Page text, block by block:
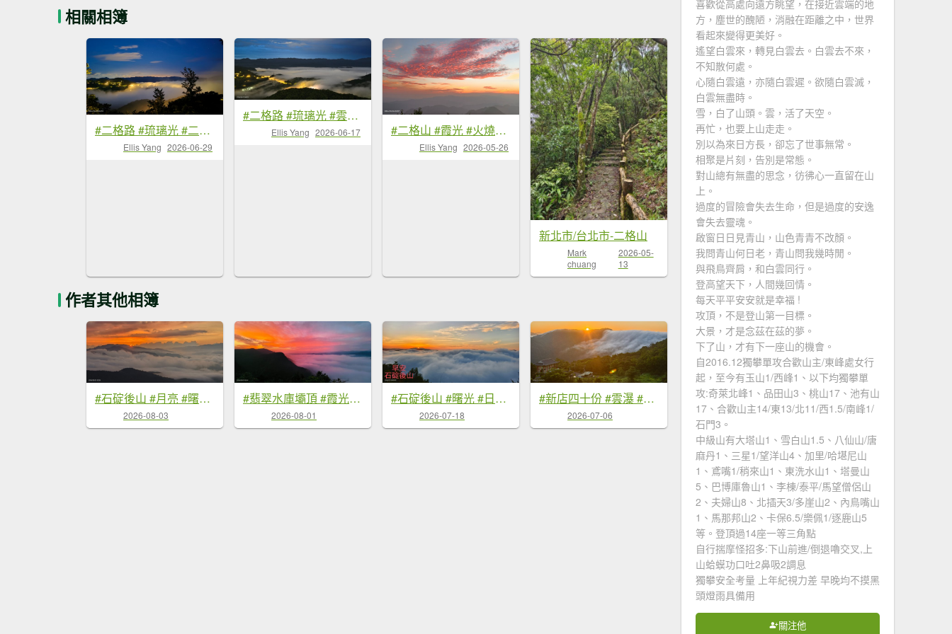
相關相簿
#二格路 #琉璃光 #二格山 #雲海流瀑 #日出 #火燒雲 6/29
Ellis Yang 2026-06-29
#二格路 #琉璃光 #雲瀑 #二格山 #雲海流瀑 #日出 6/17&18
Ellis Yang 2026-06-17 #二格山 #霞光 #火燒雲 #日出 #雲海 #漁人碼頭 #夕陽 5/26
Ellis Yang 2026-05-26
新北市/台北市-二格山
Mark
chuang
2026-05-
13
作者其他相簿
#石碇後山 #月亮 #曙光 #反燒 #日出 #雲海 8/3
2026-08-03
#翡翠水庫壩頂 #霞光 #火燒雲 #日出 #雲海 #山羌 8/1&5&6
2026-08-01
#石碇後山 #曙光 #日出 #雲海 7/18
2026-07-18
#新店四十份 #雲瀑 #翡翠水庫壩頂 #日出 #雲海 #觀音圈 7/6&7&19
2026-07-06
喜歡從高處向遠方眺望，在接近雲端的地
方，塵世的醜陋，消融在距離之中，世界
看起來變得更美好。
遙望白雲來，轉見白雲去。白雲去不來，
不知散何處。
心隨白雲遠，亦隨白雲遲。欲隨白雲滅，
白雲無盡時。
雪，白了山頭。雲，活了天空。
再忙，也要上山走走。
別以為來日方長，卻忘了世事無常。
相聚是片刻，告別是常態。
對山總有無盡的思念，彷彿心一直留在山
上。
過度的冒險會失去生命，但是過度的安逸
會失去靈魂。
啟窗日日見青山，山色青青不改顏。
我問青山何日老，青山問我幾時閒。
與飛鳥齊肩，和白雲同行。
登高望天下，人間幾回情。
每天平平安安就是幸福 !
攻頂，不是登山第一目標。
大景，才是念茲在茲的夢。
下了山，才有下一座山的機會。
自2016.12獨攀單攻合歡山主/東峰處女行
起，至今有玉山1/西峰1、以下均獨攀單
攻:奇萊北峰1、品田山3、桃山17、池有山
17、合歡山主14/東13/北11/西1.5/南峰1/
石門3。
中級山有大塔山1、雪白山1.5、八仙山/唐
麻丹1、三星1/望洋山4、加里/哈堪尼山
1、鳶嘴1/稍來山1、東洗水山1、塔曼山
5、巴博庫魯山1、李棟/泰平/馬望僧侶山
2、夫婦山8、北插天3/多崖山2、內鳥嘴山
1、馬那邦山2、卡保6.5/樂佩1/逐鹿山5
等。登頂過14座一等三角點
自行揣摩怪招多:下山前進/倒退嚕交叉,上
山蛤蟆功口吐2鼻吸2調息
獨攀安全考量 上年紀視力差 早晚均不摸黑
頭燈雨具備用
關注他